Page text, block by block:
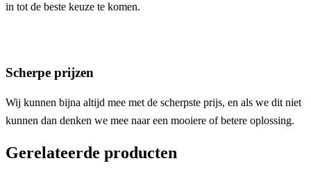
in tot de beste keuze te komen.
Scherpe prijzen
Wij kunnen bijna altijd mee met de scherpste prijs, en als we dit niet
kunnen dan denken we mee naar een mooiere of betere oplossing.
Gerelateerde producten